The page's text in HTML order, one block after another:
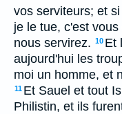
vos serviteurs; et
je le tue, c'est
nous servirez. 10 Et
aujourd'hui les
moi un homme, et
11 Et Sauel et tout
Philistin, et ils